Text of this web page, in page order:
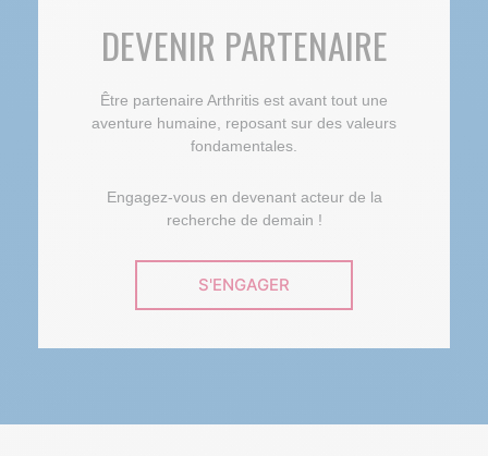
DEVENIR PARTENAIRE
Être partenaire Arthritis est avant tout une
aventure humaine, reposant sur des valeurs
fondamentales.
Engagez-vous en devenant acteur de la
recherche de demain !
S'ENGAGER